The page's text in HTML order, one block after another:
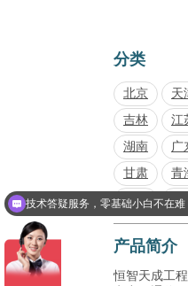
分类
北京 天
吉林
江
湖南
广
甘肃
青
内蒙
福
产品简介
恒智天成工
技术答疑服务，零基础小白不在难